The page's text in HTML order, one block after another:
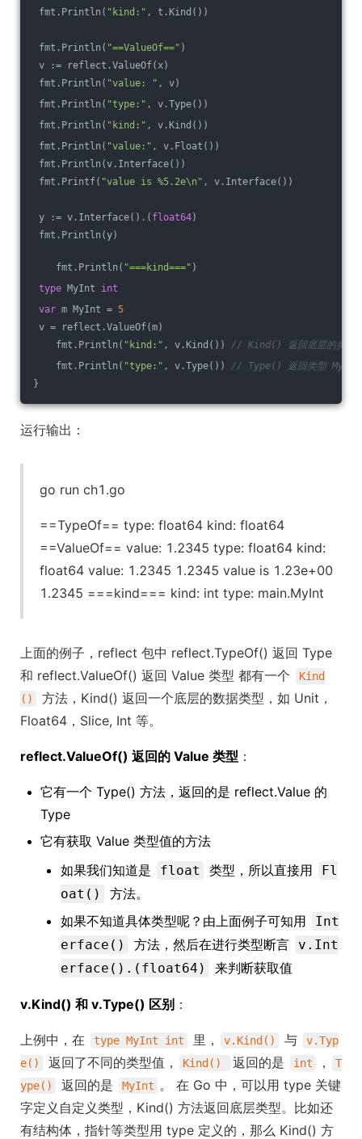
fmt.Println( "kind:" , t.Kind())
fmt.Println( "==ValueOf==" )
v := reflect.ValueOf(x)
fmt.Println( "value: " , v)
fmt.Println( "type:" , v.Type())
fmt.Println( "kind:" , v.Kind())
fmt.Println( "value:" , v.Float())
fmt.Println(v.Interface())
fmt.Printf( "value is %5.2e\n" , v.Interface())
y := v.Interface().( float64)
fmt.Println(y)
fmt.Println( "===kind===" )
type MyInt int
var m MyInt = 5
v = reflect.ValueOf(m)
fmt.Println( "kind:" , v.Kind()) // Kind() 返回底层的类型
fmt.Println( "type:" , v.Type()) // Type() 返回类型 MyInt
}
运行输出：
go run ch1.go
==TypeOf== type: float64 kind: float64
==ValueOf== value: 1.2345 type: float64 kind:
float64 value: 1.2345 1.2345 value is 1.23e+00
1.2345 ===kind=== kind: int type: main.MyInt
上面的例子，reflect 包中 reflect.TypeOf() 返回 Type
和 reflect.ValueOf() 返回 Value 类型 都有一个
Kind
()
方法，Kind() 返回一个底层的数据类型，如 Unit，
Float64，Slice, Int 等。
reflect.ValueOf() 返回的 Value 类型 ：
它有一个 Type() 方法，返回的是 reflect.Value 的
Type
它有获取 Value 类型值的方法
如果我们知道是
float 类型，所以直接用
Fl
oat()
方法。
如果不知道具体类型呢？由上面例子可知用
Int
erface()
方法，然后在进行类型断言
v.Int
erface().(float64)
来判断获取值
v.Kind() 和 v.Type() 区别 ：
上例中，在 type MyInt int 里， v.Kind() 与
v.Typ
e()
返回了不同的类型值， Kind() 返回的是 int ，
T
ype()
返回的是 MyInt 。 在 Go 中，可以用 type 关键
字定义自定义类型，Kind() 方法返回底层类型。比如还
有结构体，指针等类型用 type 定义的，那么 Kind() 方